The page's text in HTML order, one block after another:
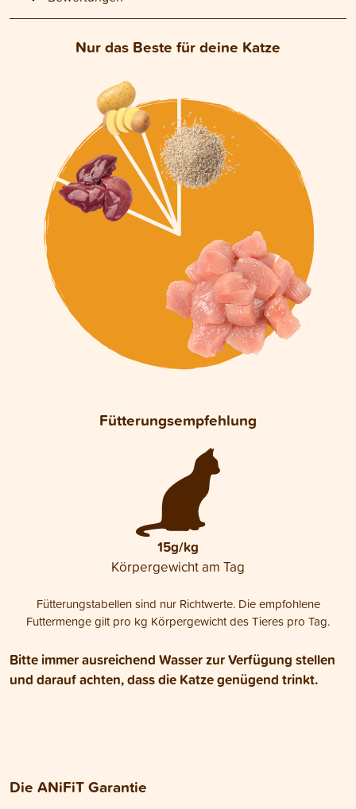
Nur das Beste für deine Katze
Fütterungsempfehlung
15g/kg
Körpergewicht am Tag
Fütterungstabellen sind nur Richtwerte. Die empfohlene
Futtermenge gilt pro kg Körpergewicht des Tieres pro Tag.
Bitte immer ausreichend Wasser zur Verfügung stellen
und darauf achten, dass die Katze genügend trinkt.
Die ANiFiT Garantie